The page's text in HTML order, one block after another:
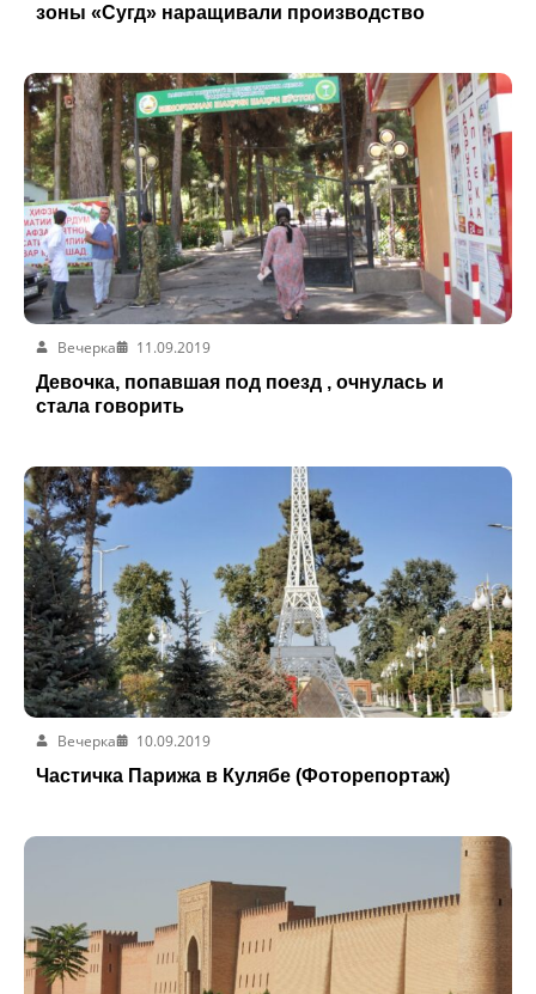
зоны «Сугд» наращивали производство
Вечерка
11.09.2019
Девочка, попавшая под поезд , очнулась и
стала говорить
Вечерка
10.09.2019
Частичка Парижа в Кулябе (Фоторепортаж)